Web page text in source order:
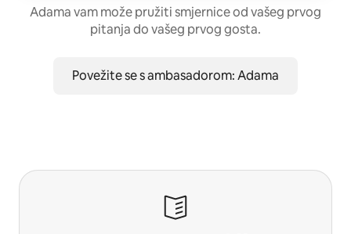
Adama vam može pružiti smjernice od vašeg prvog
pitanja do vašeg prvog gosta.
Povežite se s ambasadorom: Adama